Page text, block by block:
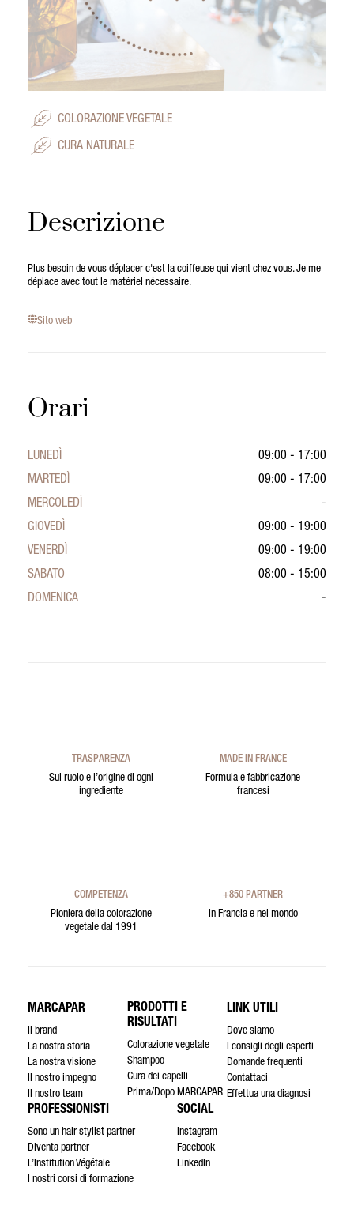
COLORAZIONE VEGETALE
CURA NATURALE
Descrizione
Plus besoin de vous déplacer c'est la coiffeuse qui vient chez vous. Je me
déplace avec tout le matériel nécessaire.
Sito web
Orari
LUNEDÌ
09:00 - 17:00
MARTEDÌ
09:00 - 17:00
MERCOLEDÌ
-
GIOVEDÌ
09:00 - 19:00
VENERDÌ
09:00 - 19:00
SABATO
08:00 - 15:00
DOMENICA
-
TRASPARENZA
Sul ruolo e l’origine di ogni
ingrediente
MADE IN FRANCE
Formula e fabbricazione
francesi
COMPETENZA
Pioniera della colorazione
vegetale dal 1991
+850 PARTNER
In Francia e nel mondo
MARCAPAR
Il brand
La nostra storia
La nostra visione
Il nostro impegno
Il nostro team
PRODOTTI E
RISULTATI
Colorazione vegetale
Shampoo
Cura dei capelli
Prima/Dopo MARCAPAR
LINK UTILI
Dove siamo
I consigli degli esperti
Domande frequenti
Contattaci
Effettua una diagnosi
PROFESSIONISTI
Sono un hair stylist partner
Diventa partner
L’Institution Végétale
I nostri corsi di formazione
SOCIAL
Instagram
Facebook
LinkedIn